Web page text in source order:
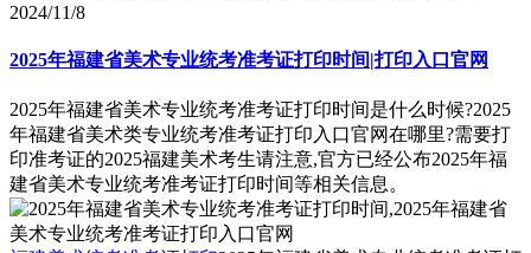
2024/11/8
2025年福建省美术专业统考准考证打印时间|打印入口官网
2025年福建省美术专业统考准考证打印时间是什么时候?2025
年福建省美术类专业统考准考证打印入口官网在哪里?需要打
印准考证的2025福建美术考生请注意,官方已经公布2025年福
建省美术专业统考准考证打印时间等相关信息。